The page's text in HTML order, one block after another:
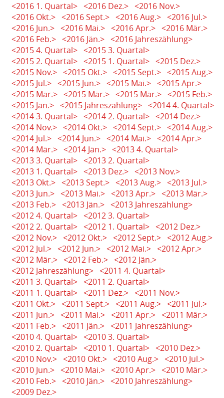
<2016 1. Quartal> <2016 Dez.> <2016 Nov.>
<2016 Okt.> <2016 Sept.> <2016 Aug.> <2016 Jul.>
<2016 Jun.> <2016 Mai.> <2016 Apr.> <2016 Mär.>
<2016 Feb.> <2016 Jän.> <2016 Jahreszählung>
<2015 4. Quartal> <2015 3. Quartal>
<2015 2. Quartal> <2015 1. Quartal> <2015 Dez.>
<2015 Nov.> <2015 Okt.> <2015 Sept.> <2015 Aug.>
<2015 Jul.> <2015 Jun.> <2015 Mai.> <2015 Apr.>
<2015 Mär.> <2015 Mär.> <2015 Mär.> <2015 Feb.>
<2015 Jän.> <2015 Jahreszählung> <2014 4. Quartal>
<2014 3. Quartal> <2014 2. Quartal> <2014 Dez.>
<2014 Nov.> <2014 Okt.> <2014 Sept.> <2014 Aug.>
<2014 Jul.> <2014 Jun.> <2014 Mai.> <2014 Apr.>
<2014 Mär.> <2014 Jän.> <2013 4. Quartal>
<2013 3. Quartal> <2013 2. Quartal>
<2013 1. Quartal> <2013 Dez.> <2013 Nov.>
<2013 Okt.> <2013 Sept.> <2013 Aug.> <2013 Jul.>
<2013 Jun.> <2013 Mai.> <2013 Apr.> <2013 Mär.>
<2013 Feb.> <2013 Jän.> <2013 Jahreszählung>
<2012 4. Quartal> <2012 3. Quartal>
<2012 2. Quartal> <2012 1. Quartal> <2012 Dez.>
<2012 Nov.> <2012 Okt.> <2012 Sept.> <2012 Aug.>
<2012 Jul.> <2012 Jun.> <2012 Mai.> <2012 Apr.>
<2012 Mär.> <2012 Feb.> <2012 Jän.>
<2012 Jahreszählung> <2011 4. Quartal>
<2011 3. Quartal> <2011 2. Quartal>
<2011 1. Quartal> <2011 Dez.> <2011 Nov.>
<2011 Okt.> <2011 Sept.> <2011 Aug.> <2011 Jul.>
<2011 Jun.> <2011 Mai.> <2011 Apr.> <2011 Mär.>
<2011 Feb.> <2011 Jän.> <2011 Jahreszählung>
<2010 4. Quartal> <2010 3. Quartal>
<2010 2. Quartal> <2010 1. Quartal> <2010 Dez.>
<2010 Nov.> <2010 Okt.> <2010 Aug.> <2010 Jul.>
<2010 Jun.> <2010 Mai.> <2010 Apr.> <2010 Mär.>
<2010 Feb.> <2010 Jän.> <2010 Jahreszählung>
<2009 Dez.>